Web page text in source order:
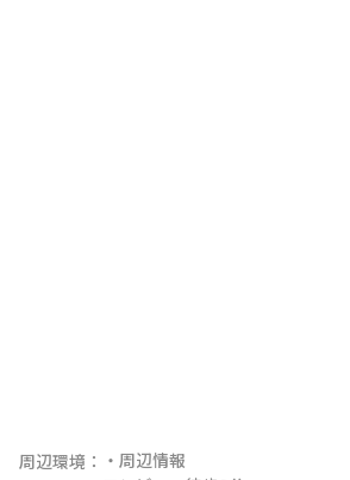
周辺環境： ・周辺情報